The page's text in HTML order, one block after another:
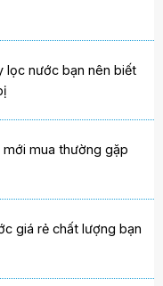
lọc nước bạn nên biết
mua thường gặp
giá rẻ chất lượng bạn